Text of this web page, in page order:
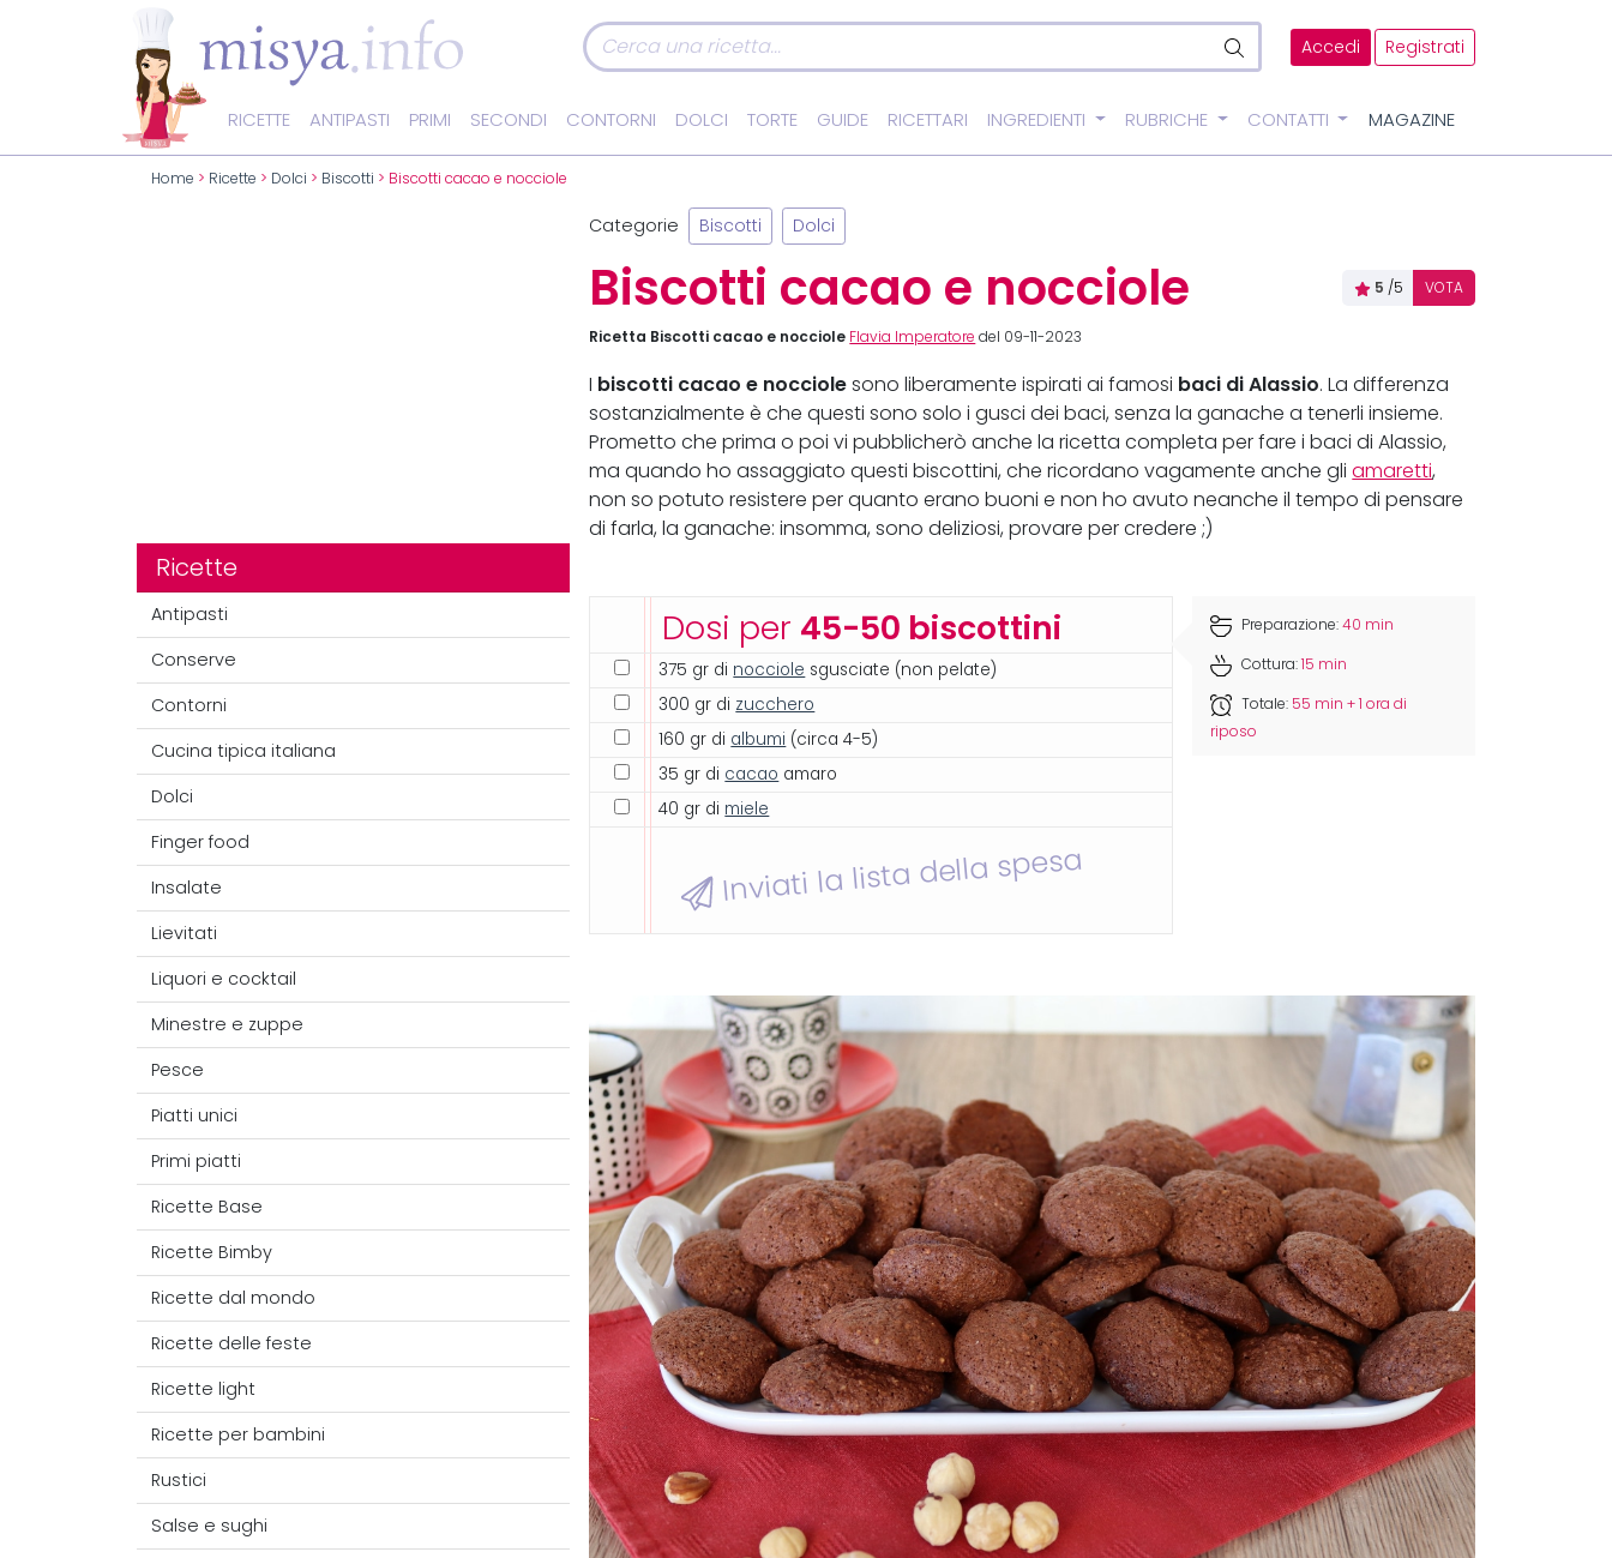
Accedi Registrati
RICETTE ANTIPASTI PRIMI SECONDI CONTORNI DOLCI TORTE GUIDE RICETTARI INGREDIENTI RUBRICHE CONTATTI MAGAZINE
Home > Ricette > Dolci > Biscotti > Biscotti cacao e nocciole
Ricette
Antipasti
Conserve
Contorni
Cucina tipica italiana
Dolci
Finger food
Insalate
Lievitati
Liquori e cocktail
Minestre e zuppe
Pesce
Piatti unici
Primi piatti
Ricette Base
Ricette Bimby
Ricette dal mondo
Ricette delle feste
Ricette light
Ricette per bambini
Rustici
Salse e sughi
Categorie Biscotti Dolci
Biscotti cacao e nocciole 5 /5 VOTA
Ricetta Biscotti cacao e nocciole Flavia Imperatore del 09-11-2023
I biscotti cacao e nocciole sono liberamente ispirati ai famosi baci di Alassio. La differenza
sostanzialmente è che questi sono solo i gusci dei baci, senza la ganache a tenerli insieme.
Prometto che prima o poi vi pubblicherò anche la ricetta completa per fare i baci di Alassio,
ma quando ho assaggiato questi biscottini, che ricordano vagamente anche gliamaretti,
non so potuto resistere per quanto erano buoni e non ho avuto neanche il tempo di pensare
di farla, la ganache: insomma, sono deliziosi, provare per credere ;)
Dosi per 45-50 biscottini
375 gr di nocciole sgusciate (non pelate)
300 gr di zucchero
160 gr di albumi (circa 4-5)
35 gr di cacao amaro
40 gr di miele
Inviati la lista della spesa
Preparazione:40 min
Cottura:15 min
Totale: 55 min + 1 ora di
riposo